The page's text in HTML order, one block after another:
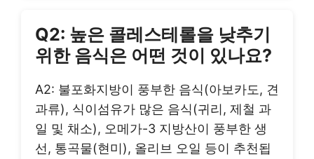
Q2: 높은 콜레스테롤을 낮추기
위한 음식은 어떤 것이 있나요?
A2: 불포화지방이 풍부한 음식(아보카도, 견
과류), 식이섬유가 많은 음식(귀리, 제철 과
일 및 채소), 오메가-3 지방산이 풍부한 생
선, 통곡물(현미), 올리브 오일 등이 추천됩